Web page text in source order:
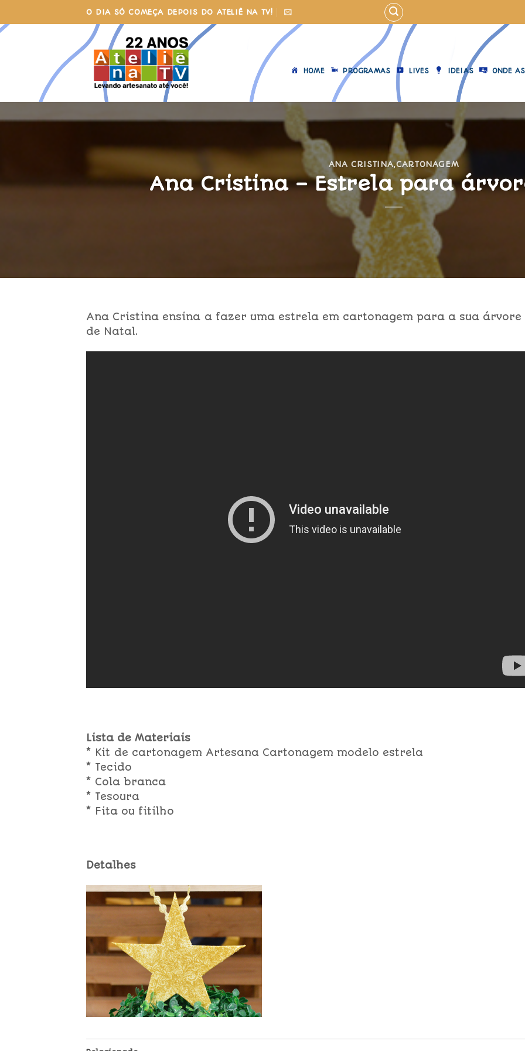
to
content
O DIA SÓ COMEÇA DEPOIS DO ATELIÊ NA TV!
HOME PROGRAMAS LIVES IDEIAS ONDE
ANA CRISTINA,CARTONAGEM
Ana Cristina – Estrela para
Ana Cristina ensina a fazer uma estrela em cartonagem para a sua árvore
de Natal.
Lista de Materiais
* Kit de cartonagem Artesana Cartonagem modelo estrela
* Tecido
* Cola branca
* Tesoura
* Fita ou fitilho
Detalhes